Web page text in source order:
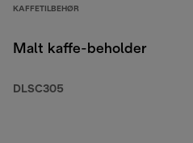
KAFFETILBEHØR
Malt kaffe-beholder
DLSC305